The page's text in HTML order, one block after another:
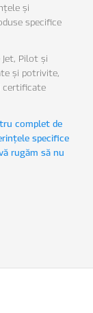
și
specifice
Pilot și
și potrivite,
certificate
complet de
specifice
rugăm să nu